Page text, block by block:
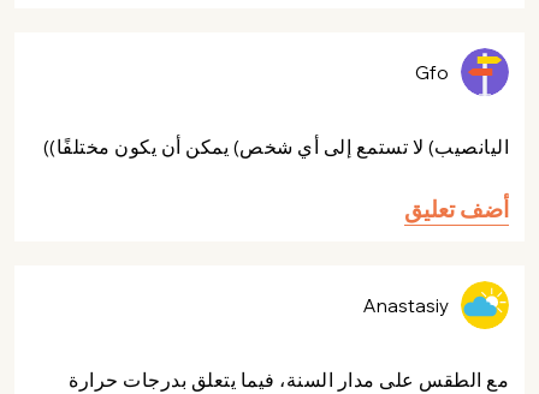
Gfo
اليانصيب) لا تستمع إلى أي شخص) يمكن أن يكون مختلفًا))
أضف تعليق
Anastasiy
مع الطقس على مدار السنة، فيما يتعلق بدرجات حرارة